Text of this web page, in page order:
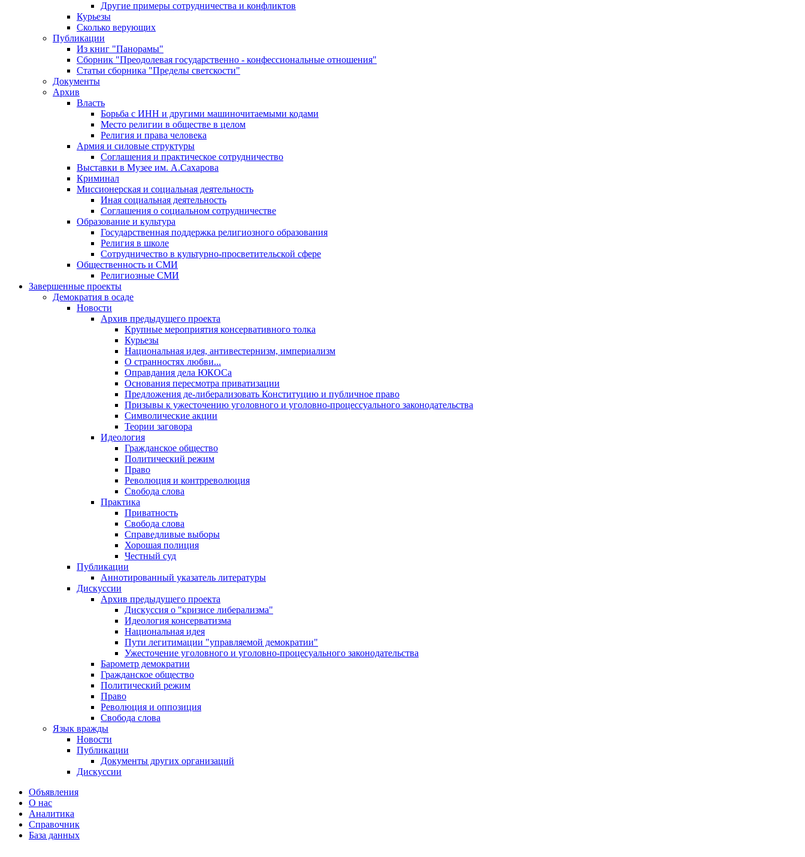
Другие примеры сотрудничества и конфликтов
Курьезы
Сколько верующих
Публикации
Из книг "Панорамы"
Сборник "Преодолевая государственно - конфессиональные отношения"
Статьи сборника "Пределы светскости"
Документы
Архив
Власть
Борьба с ИНН и другими машиночитаемыми кодами
Место религии в обществе в целом
Религия и права человека
Армия и силовые структуры
Соглашения и практическое сотрудничество
Выставки в Музее им. А.Сахарова
Криминал
Миссионерская и социальная деятельность
Иная социальная деятельность
Соглашения о социальном сотрудничестве
Образование и культура
Государственная поддержка религиозного образования
Религия в школе
Сотрудничество в культурно-просветительской сфере
Общественность и СМИ
Религиозные СМИ
Завершенные проекты
Демократия в осаде
Новости
Архив предыдущего проекта
Крупные мероприятия консервативного толка
Курьезы
Национальная идея, антивестернизм, империализм
О странностях любви...
Оправдания дела ЮКОСа
Основания пересмотра приватизации
Предложения де-либерализовать Конституцию и публичное право
Призывы к ужесточению уголовного и уголовно-процессуального законодательства
Символические акции
Теории заговора
Идеология
Гражданское общество
Политический режим
Право
Революция и контрреволюция
Свобода слова
Практика
Приватность
Свобода слова
Справедливые выборы
Хорошая полиция
Честный суд
Публикации
Аннотированный указатель литературы
Дискуссии
Архив предыдущего проекта
Дискуссия о "кризисе либерализма"
Идеология консерватизма
Национальная идея
Пути легитимации "управляемой демократии"
Ужесточение уголовного и уголовно-процесуального законодательства
Барометр демократии
Гражданское общество
Политический режим
Право
Революция и оппозиция
Свобода слова
Язык вражды
Новости
Публикации
Документы других организаций
Дискуссии
Объявления
О нас
Аналитика
Справочник
База данных